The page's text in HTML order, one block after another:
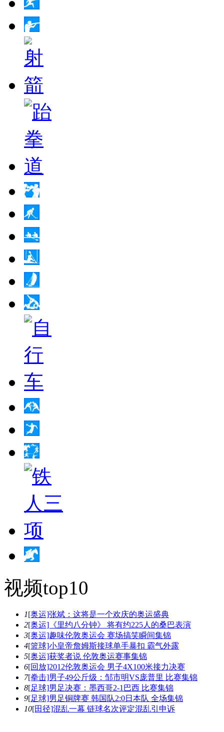
视频top10
1[奥运]张斌：这将是一个欢庆的奥运盛典
2[奥运]《里约八分钟》 将有约225人的桑巴表演
3[奥运]趣味伦敦奥运会 赛场搞笑瞬间集锦
4[篮球]小皇帝詹姆斯接球单手暴扣 霸气外露
5[奥运]获奖者说 伦敦奥运赛事集锦
6[回放]2012伦敦奥运会 男子4X100米接力决赛
7[拳击]男子49公斤级：邹市明VS庞普里 比赛集锦
8[足球]男足决赛：墨西哥2-1巴西 比赛集锦
9[足球]男足铜牌赛 韩国队2:0日本队 全场集锦
10[田径]混乱一幕 链球名次评定混乱引申诉